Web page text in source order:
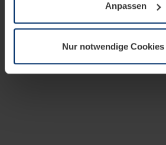
notwendig sind. Für alle anderen
wir Ihre Erlaubnis. Ihre Einwilligung
Datenschutzerklärungunserer
widerrufen.
Anpassen
Nur notwendige